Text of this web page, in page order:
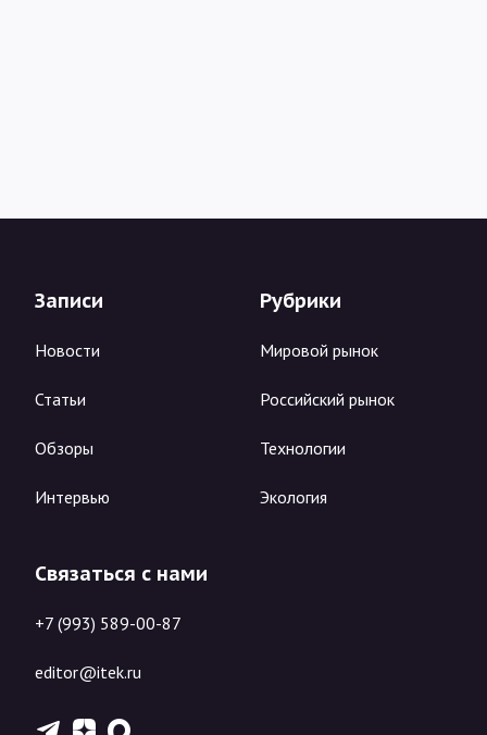
Записи
Новости
Статьи
Обзоры
Интервью
Рубрики
Мировой рынок
Российский рынок
Технологии
Экология
Связаться с нами
+7 (993) 589-00-87
editor@itek.ru
T Z X